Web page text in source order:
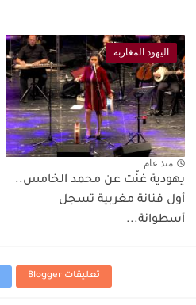
اليهود المغاربة
منذ عام
يهودية غنّت عن محمد الخامس..
أول فنانة مغربية تسجل
أسطوانة...
تعليقات Blogger